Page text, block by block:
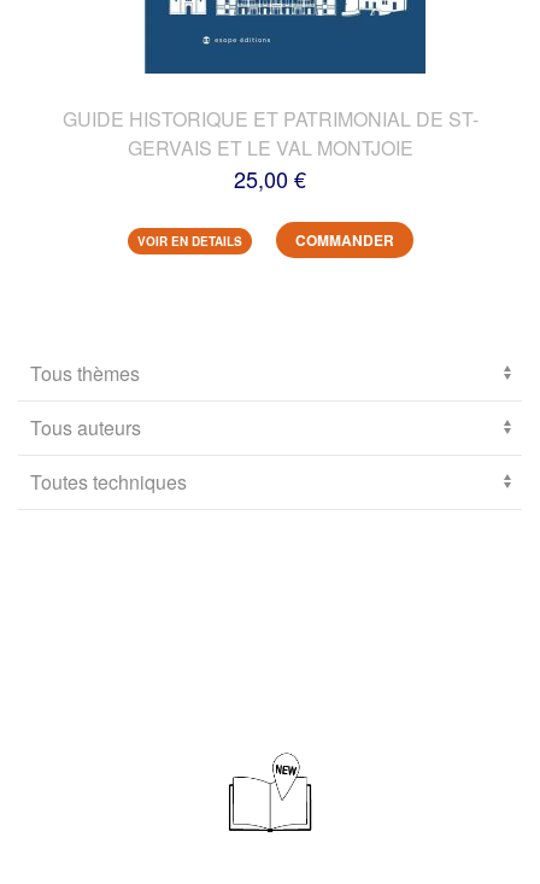
GUIDE HISTORIQUE ET PATRIMONIAL DE ST-
GERVAIS ET LE VAL MONTJOIE
25,00 €
VOIR EN DETAILS COMMANDER